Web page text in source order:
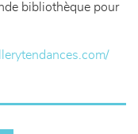
bibliothèque pour